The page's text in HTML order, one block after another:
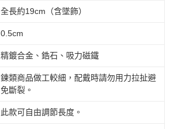
全長約19cm（含墜飾）
0.5cm
精鍍合金、鋯石、吸力磁鐵
鍊類商品做工較細，配戴時請勿用力拉扯避
免斷裂。
此款可自由調節長度。